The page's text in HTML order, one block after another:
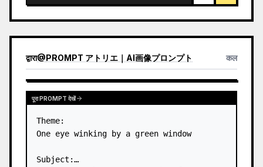
द्वारा@PROMPT アトリエ｜AI画像プロンプト कल
पूरा PROMPT देखें
Theme:
One eye winking by a green window
Subject: